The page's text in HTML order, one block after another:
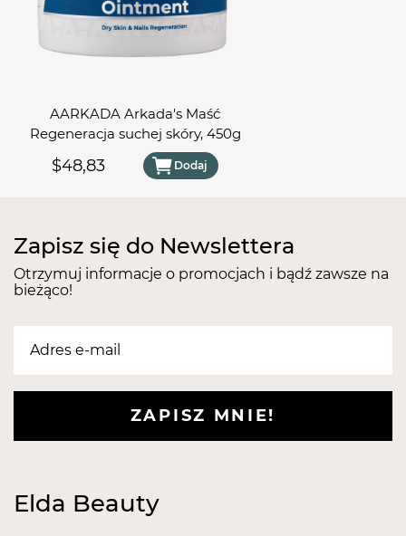
Produkt przeznaczony jest do zastosowania w
profesjonalnych salonach kosmetycznych i
podologicznych.
płyn nawilżający, klej.
AARKADA Arkada's Maść
Regeneracja suchej skóry, 450g
$48,83 Dodaj
Zapisz się do Newslettera
Otrzymuj informacje o promocjach i bądź zawsze na
bieżąco!
ZAPISZ MNIE!
Elda Beauty